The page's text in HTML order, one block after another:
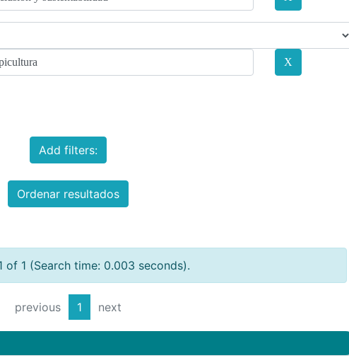
Add filters:
Ordenar resultados
of 1 (Search time: 0.003 seconds).
previous 1 next